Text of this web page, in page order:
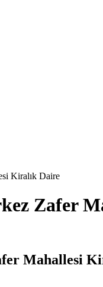
Kiralık Daire
Zafer
Mahallesi